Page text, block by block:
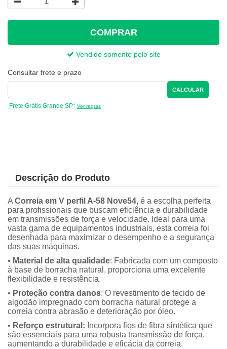
COMPRAR
Vendido somente pelo site
Consultar frete e prazo
CALCULAR
Frete Grátis Grande SP* Ver regras
Descrição do Produto
A Correia em V perfil A-58 Nove54, é a escolha perfeita
para profissionais que buscam eficiência e durabilidade
em transmissões de força e velocidade. Ideal para uma
vasta gama de equipamentos industriais, esta correia foi
desenhada para maximizar o desempenho e a segurança
das suas máquinas.
• Material de alta qualidade: Fabricada com um composto
à base de borracha natural, proporciona uma excelente
flexibilidade e resistência.
• Proteção contra danos: O revestimento de tecido de
algodão impregnado com borracha natural protege a
correia contra abrasão e deterioração por óleo.
• Reforço estrutural: Incorpora fios de fibra sintética que
são essenciais para uma robusta transmissão de força,
aumentando a durabilidade e eficácia da correia.